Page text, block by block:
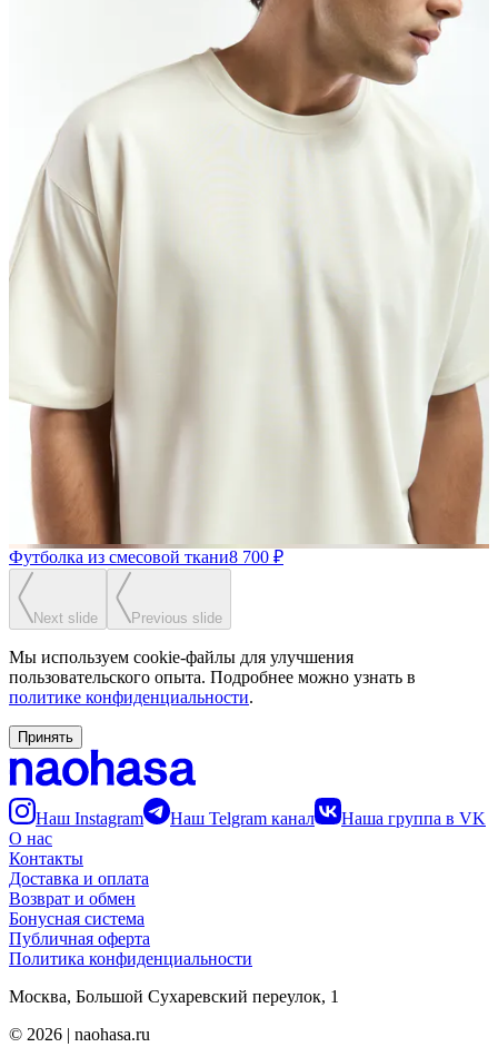
Футболка из смесовой ткани8 700 ₽
Next slide Previous slide
Мы используем cookie-файлы для улучшения
пользовательского опыта. Подробнее можно узнать в
политике конфиденциальности.
Принять
Наш Instagram Наш Telgram канал
Наша группа в VK
О нас
Контакты
Доставка и оплата
Возврат и обмен
Бонусная система
Публичная оферта
Политика конфиденциальности
Москва, Большой Сухаревский переулок, 1
© 2026 | naohasa.ru